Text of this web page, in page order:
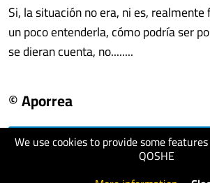
We use cookies to provide some
QOSHE
Si, la situación no era, ni es,
un poco entenderla, cómo podría ser
se dieran cuenta, no........
© Aporrea
visit website